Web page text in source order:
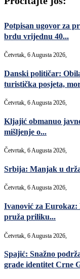
Potpisan ugovor za
brdu vrijednu 40...
Četvrtak, 6 Augusta 2026,
Danski političar:
turistička posjeta,
Četvrtak, 6 Augusta 2026,
Kljajić obmanuo
mišljenje o...
Četvrtak, 6 Augusta 2026,
Srbija: Manjak u
Četvrtak, 6 Augusta 2026,
Ivanović za Eurokaz:
pruža priliku...
Četvrtak, 6 Augusta 2026,
Spajić: Snažno
grade identitet Crne